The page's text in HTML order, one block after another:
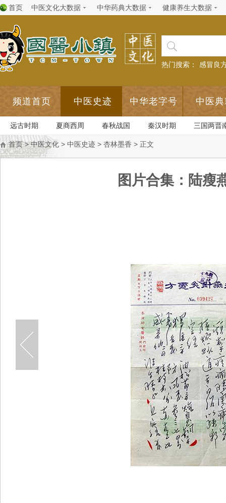
首页 中医文化大数据 中华药典大数据 健康养生大数据
热门搜索： 感冒良
频道首页 中医史迹 中华老字号 中医
远古时期 夏商西周 春秋战国 秦汉时期 三国两晋
首页>中医文化 > 中医史迹 > 杏林墨香 > 正文
图片合集：陆瘦